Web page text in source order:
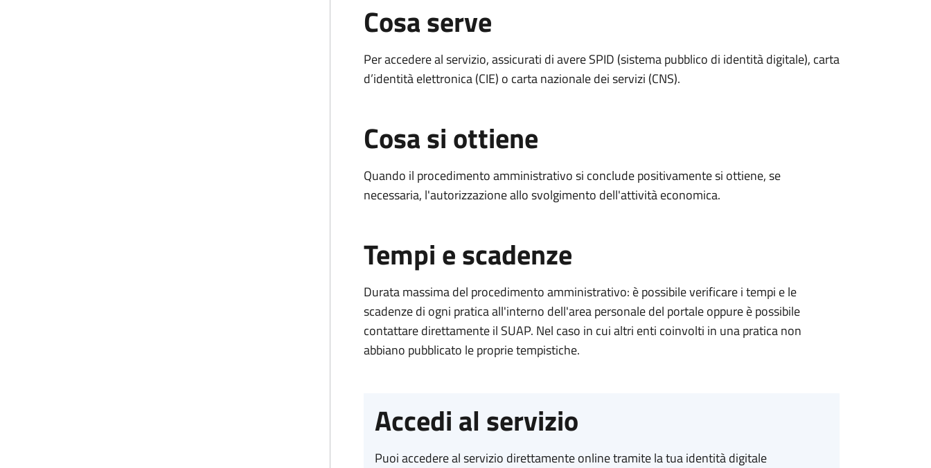
Cosa serve
Per accedere al servizio, assicurati di avere SPID (sistema pubblico di identità digitale), carta
d’identità elettronica (CIE) o carta nazionale dei servizi (CNS).
Cosa si ottiene
Quando il procedimento amministrativo si conclude positivamente si ottiene, se
necessaria, l'autorizzazione allo svolgimento dell'attività economica.
Tempi e scadenze
Durata massima del procedimento amministrativo: è possibile verificare i tempi e le
scadenze di ogni pratica all'interno dell'area personale del portale oppure è possibile
contattare direttamente il SUAP. Nel caso in cui altri enti coinvolti in una pratica non
abbiano pubblicato le proprie tempistiche.
Accedi al servizio
Puoi accedere al servizio direttamente online tramite la tua identità digitale